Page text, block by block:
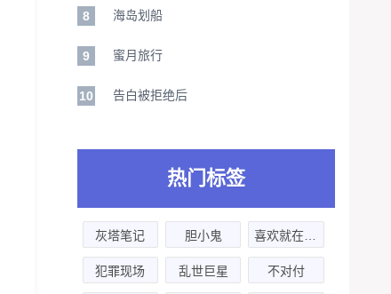
8 海岛划船
9 蜜月旅行
10 告白被拒绝后
热门标签
灰塔笔记 胆小鬼
犯罪现场 乱世巨星 不对付